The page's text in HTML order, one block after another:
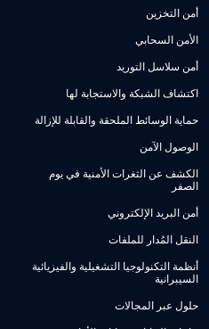
أمن التخزين
الأمن السحابي
أمن سلاسل التوريد
اكتشاف الشبكة والاستجابة لها
حماية الوسائط الملحقة والقابلة للإزالة
الوصول الآمن
الكشف عن الثغرات الأمنية في يوم
الصفر
أمن البريد الإلكتروني
النقل المُدار للملفات
أنظمة التكنولوجيا التشغيلية والفيزيائية
السيبرانية
حلول عبر المجالات